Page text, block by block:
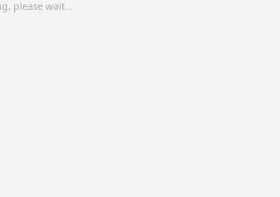
please wait...